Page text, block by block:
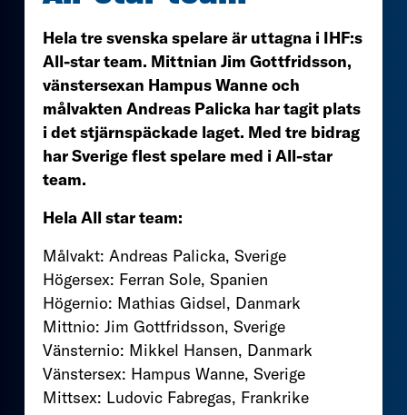
Hela tre svenska spelare är uttagna i IHF:s
All-star team. Mittnian Jim Gottfridsson,
vänstersexan Hampus Wanne och
målvakten Andreas Palicka har tagit plats
i det stjärnspäckade laget. Med tre bidrag
har Sverige flest spelare med i All-star
team.
Hela All star team:
Målvakt: Andreas Palicka, Sverige
Högersex: Ferran Sole, Spanien
Högernio: Mathias Gidsel, Danmark
Mittnio: Jim Gottfridsson, Sverige
Vänsternio: Mikkel Hansen, Danmark
Vänstersex: Hampus Wanne, Sverige
Mittsex: Ludovic Fabregas, Frankrike